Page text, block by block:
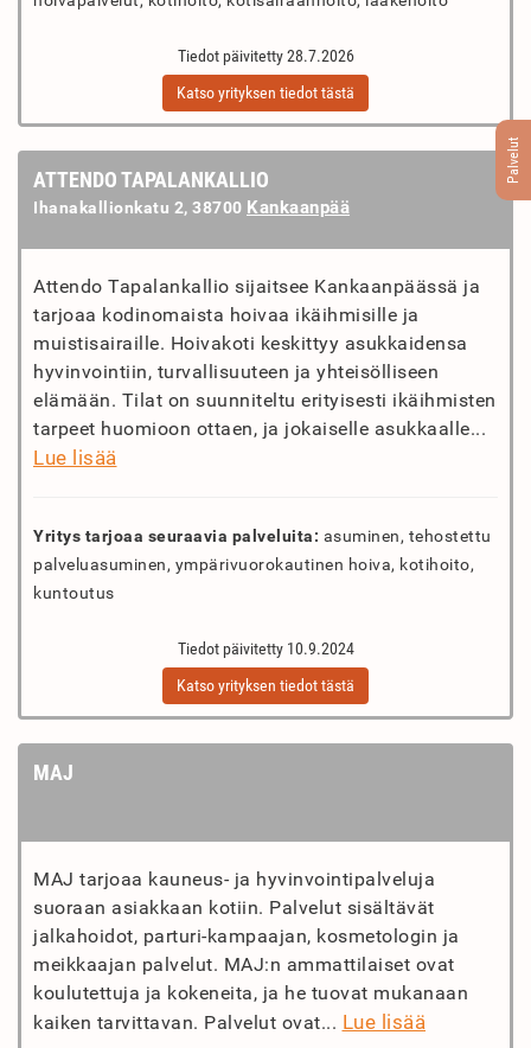
Palvelut
Tiedot päivitetty 28.7.2026
Katso yrityksen tiedot tästä
ATTENDO TAPALANKALLIO
Ihanakallionkatu 2, 38700 Kankaanpää
Attendo Tapalankallio sijaitsee Kankaanpäässä ja
tarjoaa kodinomaista hoivaa ikäihmisille ja
muistisairaille. Hoivakoti keskittyy asukkaidensa
hyvinvointiin, turvallisuuteen ja yhteisölliseen
elämään. Tilat on suunniteltu erityisesti ikäihmisten
tarpeet huomioon ottaen, ja jokaiselle asukkaalle...
Lue lisää
Yritys tarjoaa seuraavia palveluita: asuminen, tehostettu
palveluasuminen, ympärivuorokautinen hoiva, kotihoito,
kuntoutus
Tiedot päivitetty 10.9.2024
Katso yrityksen tiedot tästä
MAJ
MAJ tarjoaa kauneus- ja hyvinvointipalveluja
suoraan asiakkaan kotiin. Palvelut sisältävät
jalkahoidot, parturi-kampaajan, kosmetologin ja
meikkaajan palvelut. MAJ:n ammattilaiset ovat
koulutettuja ja kokeneita, ja he tuovat mukanaan
kaiken tarvittavan. Palvelut ovat... Lue lisää